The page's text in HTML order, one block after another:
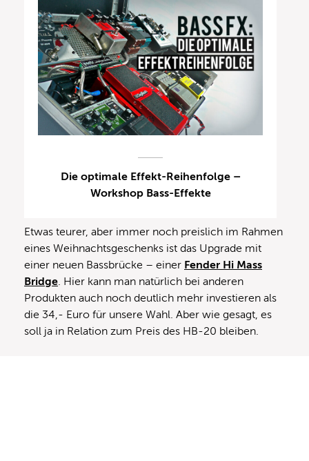
Die optimale Effekt-Reihenfolge –
Workshop Bass-Effekte
Etwas teurer, aber immer noch preislich im Rahmen
eines Weihnachtsgeschenks ist das Upgrade mit
einer neuen Bassbrücke – einer Fender Hi Mass
Bridge. Hier kann man natürlich bei anderen
Produkten auch noch deutlich mehr investieren als
die 34,- Euro für unsere Wahl. Aber wie gesagt, es
soll ja in Relation zum Preis des HB-20 bleiben.